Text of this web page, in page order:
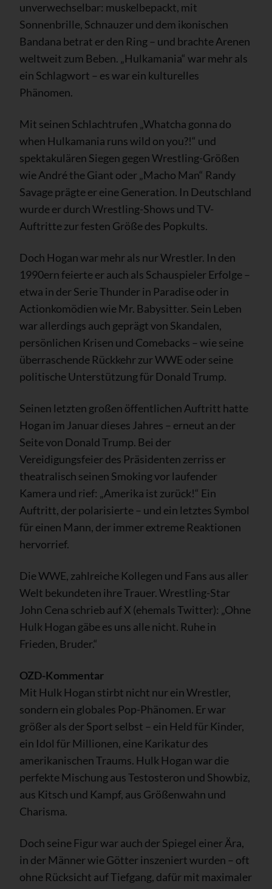
unverwechselbar: muskelbepackt, mit
Sonnenbrille, Schnauzer und dem ikonischen
Bandana betrat er den Ring – und brachte Arenen
weltweit zum Beben. „Hulkamania“ war mehr als
ein Schlagwort – es war ein kulturelles
Phänomen.
Mit seinen Schlachtrufen „Whatcha gonna do
when Hulkamania runs wild on you?!“ und
spektakulären Siegen gegen Wrestling-Größen
wie André the Giant oder „Macho Man“ Randy
Savage prägte er eine Generation. In Deutschland
wurde er durch Wrestling-Shows und TV-
Auftritte zur festen Größe des Popkults.
Doch Hogan war mehr als nur Wrestler. In den
1990ern feierte er auch als Schauspieler Erfolge –
etwa in der Serie Thunder in Paradise oder in
Actionkomödien wie Mr. Babysitter. Sein Leben
war allerdings auch geprägt von Skandalen,
persönlichen Krisen und Comebacks – wie seine
überraschende Rückkehr zur WWE oder seine
politische Unterstützung für Donald Trump.
Seinen letzten großen öffentlichen Auftritt hatte
Hogan im Januar dieses Jahres – erneut an der
Seite von Donald Trump. Bei der
Vereidigungsfeier des Präsidenten zerriss er
theatralisch seinen Smoking vor laufender
Kamera und rief: „Amerika ist zurück!“ Ein
Auftritt, der polarisierte – und ein letztes Symbol
für einen Mann, der immer extreme Reaktionen
hervorrief.
Die WWE, zahlreiche Kollegen und Fans aus aller
Welt bekundeten ihre Trauer. Wrestling-Star
John Cena schrieb auf X (ehemals Twitter): „Ohne
Hulk Hogan gäbe es uns alle nicht. Ruhe in
Frieden, Bruder.“
OZD-Kommentar
Mit Hulk Hogan stirbt nicht nur ein Wrestler,
sondern ein globales Pop-Phänomen. Er war
größer als der Sport selbst – ein Held für Kinder,
ein Idol für Millionen, eine Karikatur des
amerikanischen Traums. Hulk Hogan war die
perfekte Mischung aus Testosteron und Showbiz,
aus Kitsch und Kampf, aus Größenwahn und
Charisma.
Doch seine Figur war auch der Spiegel einer Ära,
in der Männer wie Götter inszeniert wurden – oft
ohne Rücksicht auf Tiefgang, dafür mit maximaler